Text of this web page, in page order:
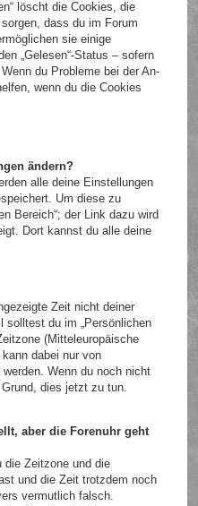
löscht die Cookies, die
dass du im Forum
sie einige
„Gelesen“-Status – sofern
du Probleme bei der An-
wenn du die Cookies
ändern?
alle deine Einstellungen
Um diese zu
Bereich“; der Link dazu wird
Dort kannst du alle deine
Zeit nicht deiner
solltest du im „Persönlichen
(Mitteleuropäische
dabei nur von
Wenn du noch nicht
dies jetzt zu tun.
aber die Forenuhr geht
die Zeitzone und die
und die Zeit trotzdem noch
vermutlich falsch.